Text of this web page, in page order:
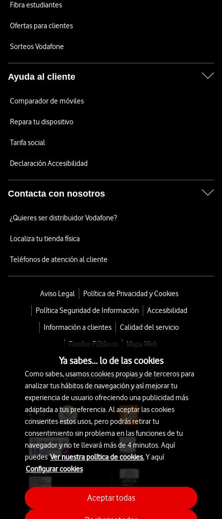
Fibra estudiantes
Ofertas para clientes
Sorteos Vodafone
Ayuda al cliente
Comparador de móviles
Repara tu dispositivo
Tarifa social
Declaración Accesibilidad
Contacta con nosotros
¿Quieres ser distribuidor Vodafone?
Localiza tu tienda física
Teléfonos de atención al cliente
Aviso Legal
Política de Privacidad y Cookies
Política Seguridad de Información
Accesibilidad
Información a clientes
Calidad del servicio
Fondos Públicos
Mapa Web
© 2026 Vodafone España S.A.U.
Avda. América 115, 28042 Madrid
Ya sabes... lo de las cookies
Como sabes, usamos cookies propias y de terceros para
analizar tus hábitos de navegación y así mejorar tu
experiencia de usuario ofreciendo una publicidad más
adaptada a tus preferencia. Al aceptar las cookies
consientes estos usos, pero podrás retirar tu
consentimiento sin problema en las funciones de tu
navegador y no te llevará más de 4 minutos. Aquí
puedesVer nuestra política de cookies.Y aquí
Configurar cookies
Aceptar todas